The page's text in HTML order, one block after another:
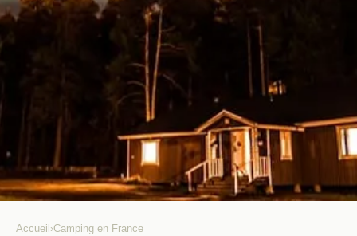
Accueil ›Camping en France